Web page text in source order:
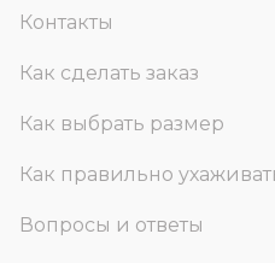
Контакты
Как сделать заказ
Как выбрать размер
Как правильно
Вопросы и ответы